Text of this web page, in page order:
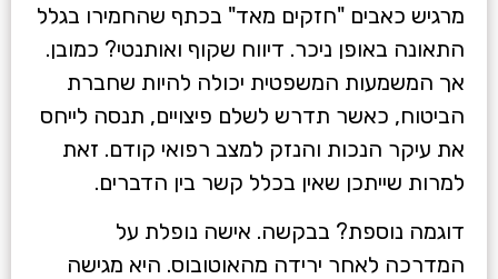
מרגיש כאבים "חזקים מאד" בכתף שהחמירו בגלל
התאונה באופן ניכר. דיווח שקוף ואותנטי? כמובן.
אך המשמעות המשפטית יכולה להיות שחברת
הביטוח, כאשר תדרש לשלם פיצויים, תנסה לייחס
את עיקר הנכות והנזק למצב רפואי קודם. זאת
למרות שייתכן שאין בכלל קשר בין הדברים.
דוגמה נוספת? בבקשה. אישה נופלת על
המדרכה לאחר ירידה מהאוטובוס. היא מגישה